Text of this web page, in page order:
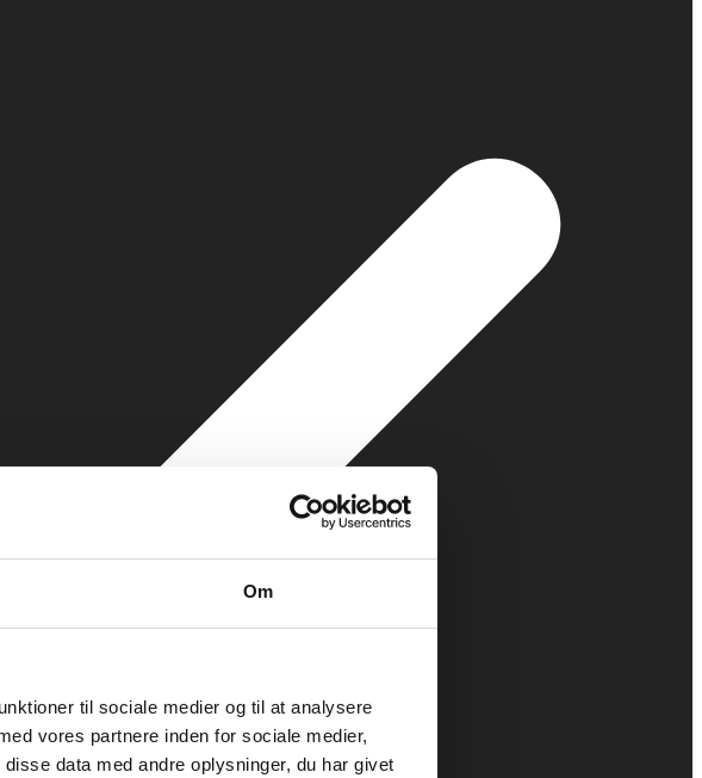
Om
til sociale medier og til at analysere
vores partnere inden for sociale medier,
data med andre oplysninger, du har givet